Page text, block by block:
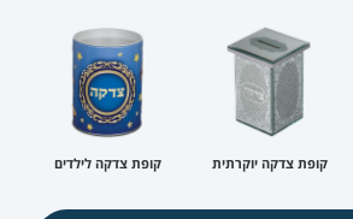
קופת צדקה יוקרתית קופת צדקה לילדים